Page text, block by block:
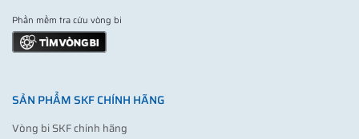
Phần mềm tra cứu vòng bi
SẢN PHẨM SKF CHÍNH HÃNG
Vòng bi SKF chính hãng